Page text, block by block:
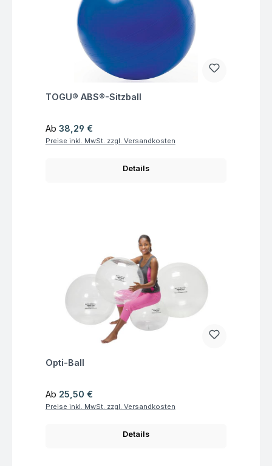
Fragen zum Artikel
TOGU® ABS®-Sitzball
Regulärer Preis:
Ab 38,29 €
Preise inkl. MwSt. zzgl. Versandkosten
Details
Fragen zum Artikel
Opti-Ball
Regulärer Preis:
Ab 25,50 €
Preise inkl. MwSt. zzgl. Versandkosten
Details